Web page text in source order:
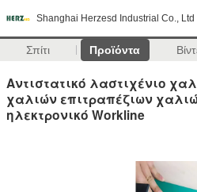
Shanghai Herzesd Industrial Co., Ltd
Σπίτι Προϊόντα
Αντιστατικό λαστιχένιο
χαλιών επιτραπέζιων
ηλεκτρονικό Workline